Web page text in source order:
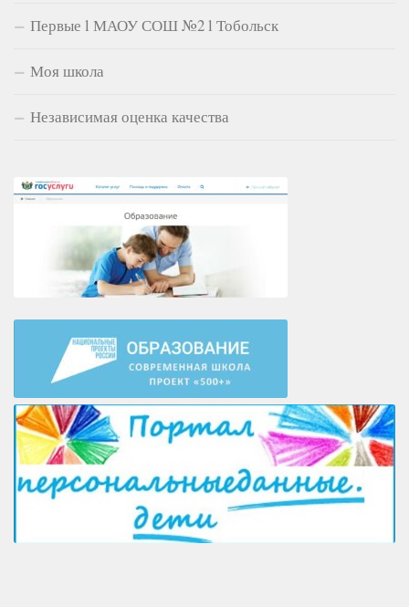
Первые l МАОУ СОШ №2 l Тобольск
Моя школа
Независимая оценка качества